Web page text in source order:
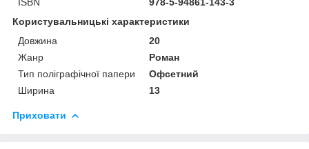
Користувальницькі характеристики
Довжина
20
Жанр
Роман
Тип поліграфічної папери
Офсетний
Ширина
13
Приховати